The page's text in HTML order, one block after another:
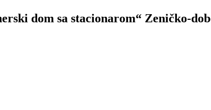
dom sa stacionarom“ Zeničko-